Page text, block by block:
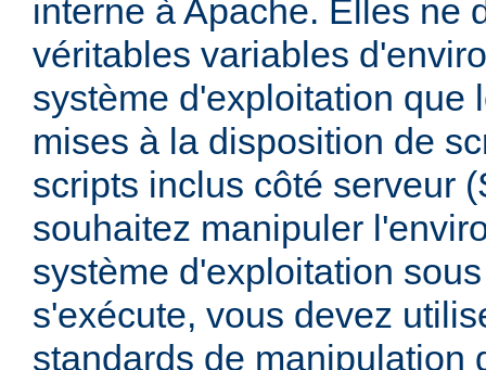
interne à Apache. Elles ne
véritables variables
système d'exploitation que
mises à la disposition de
scripts inclus côté serveur
souhaitez manipuler
système d'exploitation
s'exécute, vous devez
standards de manipulation